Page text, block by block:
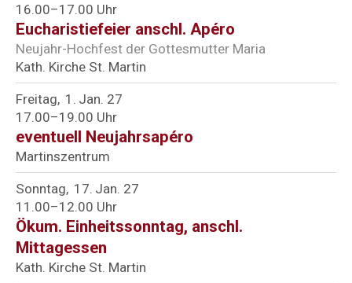
16.00–17.00 Uhr
Eucharistiefeier anschl. Apéro
Neujahr-Hochfest der Gottesmutter Maria
Kath. Kirche St. Martin
Freitag 1 Jan. 27
17.00–19.00 Uhr
eventuell Neujahrsapéro
Martinszentrum
Sonntag 17 Jan. 27
11.00–12.00 Uhr
Ökum. Einheitssonntag, anschl.
Mittagessen
Kath. Kirche St. Martin